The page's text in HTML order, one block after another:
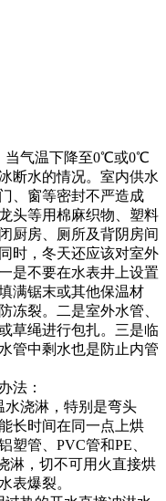
气温下降至0℃或0℃
断水的情况。室内供水
、窗等密封不严造成
头等用棉麻织物、塑料
厨房、厕所及背阴房间
时，冬天还应该对室外
是不要在水表井上设置
满锯末或其他保温材
冻裂。二是室外水管、
草绳进行包扎。三是临
管中剩水也是防止内管
法：
浇淋，特别是弯头
长时间在同一点上烘
塑管、PVC管和PE、
淋，切不可用火直接烘
表爆裂。